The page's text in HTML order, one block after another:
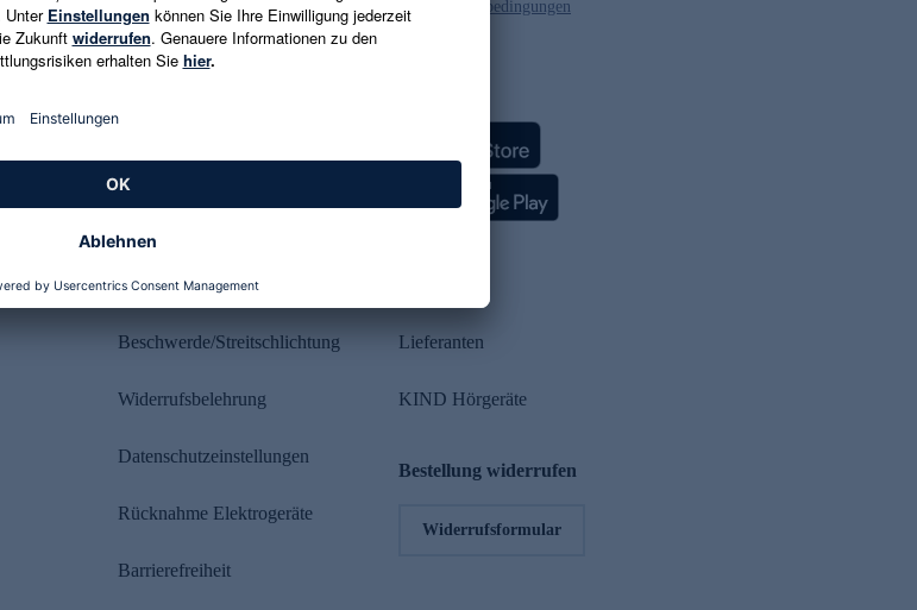
Es gelten die Datenschutzrichtlinien und die Gutscheinbedingungen
Rechtliches
Beschwerde/Streitschlichtung
Widerrufsbelehrung
Datenschutzeinstellungen
Rücknahme Elektrogeräte
Barrierefreiheit
Lieferanten
KIND Hörgeräte
Bestellung widerrufen
Widerrufsformular